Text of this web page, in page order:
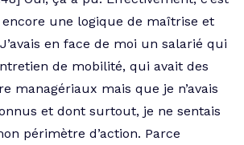
encore une logique de maîtrise et
en face de moi un salarié qui
de mobilité, qui avait des
managériaux mais que je n’avais
et dont surtout, je ne sentais
périmètre d’action. Parce